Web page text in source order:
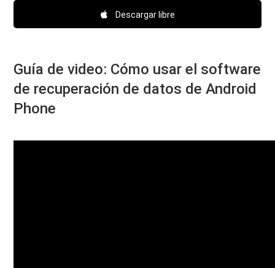
Descargar libre
Guía de video: Cómo usar el software
de recuperación de datos de Android
Phone